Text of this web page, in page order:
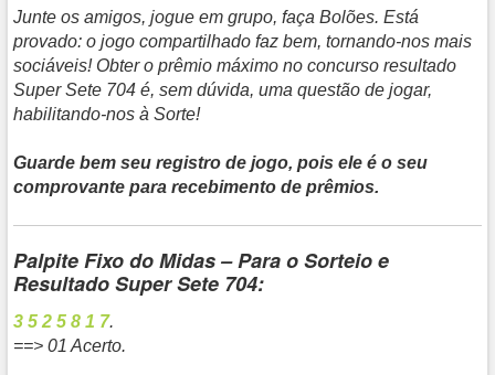
Junte os amigos, jogue em grupo, faça Bolões. Está
provado: o jogo compartilhado faz bem, tornando-nos mais
sociáveis! Obter o prêmio máximo no concurso resultado
Super Sete 704 é, sem dúvida, uma questão de jogar,
habilitando-nos à Sorte!
Guarde bem seu registro de jogo, pois ele é o seu
comprovante para recebimento de prêmios.
Palpite Fixo do Midas – Para o Sorteio e
Resultado Super Sete 704:
3 5 2 5 8 1 7.
==>01 Acerto.